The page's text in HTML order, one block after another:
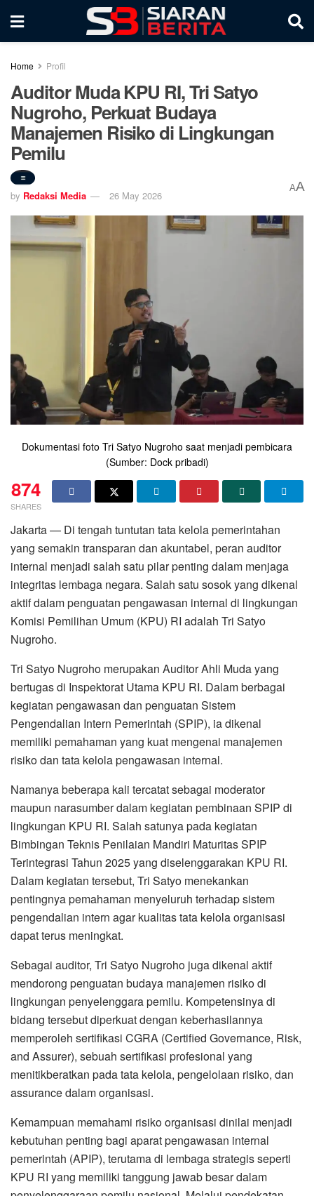
Home Profil
Auditor Muda KPU RI, Tri Satyo
Nugroho, Perkuat Budaya
Manajemen Risiko di Lingkungan
Pemilu
by Redaksi Media 26 May 2026
AA
Dokumentasi foto Tri Satyo Nugroho saat menjadi pembicara
(Sumber: Dock pribadi)
874
SHARES
Jakarta — Di tengah tuntutan tata kelola pemerintahan
yang semakin transparan dan akuntabel, peran auditor
internal menjadi salah satu pilar penting dalam menjaga
integritas lembaga negara. Salah satu sosok yang dikenal
aktif dalam penguatan pengawasan internal di lingkungan
Komisi Pemilihan Umum (KPU) RI adalah Tri Satyo
Nugroho.
Tri Satyo Nugroho merupakan Auditor Ahli Muda yang
bertugas di Inspektorat Utama KPU RI. Dalam berbagai
kegiatan pengawasan dan penguatan Sistem
Pengendalian Intern Pemerintah (SPIP), ia dikenal
memiliki pemahaman yang kuat mengenai manajemen
risiko dan tata kelola pengawasan internal.
Namanya beberapa kali tercatat sebagai moderator
maupun narasumber dalam kegiatan pembinaan SPIP di
lingkungan KPU RI. Salah satunya pada kegiatan
Bimbingan Teknis Penilaian Mandiri Maturitas SPIP
Terintegrasi Tahun 2025 yang diselenggarakan KPU RI.
Dalam kegiatan tersebut, Tri Satyo menekankan
pentingnya pemahaman menyeluruh terhadap sistem
pengendalian intern agar kualitas tata kelola organisasi
dapat terus meningkat.
Sebagai auditor, Tri Satyo Nugroho juga dikenal aktif
mendorong penguatan budaya manajemen risiko di
lingkungan penyelenggara pemilu. Kompetensinya di
bidang tersebut diperkuat dengan keberhasilannya
memperoleh sertifikasi CGRA (Certified Governance, Risk,
and Assurer), sebuah sertifikasi profesional yang
menitikberatkan pada tata kelola, pengelolaan risiko, dan
assurance dalam organisasi.
Kemampuan memahami risiko organisasi dinilai menjadi
kebutuhan penting bagi aparat pengawasan internal
pemerintah (APIP), terutama di lembaga strategis seperti
KPU RI yang memiliki tanggung jawab besar dalam